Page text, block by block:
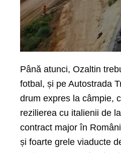
Până atunci, Ozaltin
fotbal, și pe Autostrada
drum expres la câmpie,
rezilierea cu italienii de
contract major în
și foarte grele viaducte